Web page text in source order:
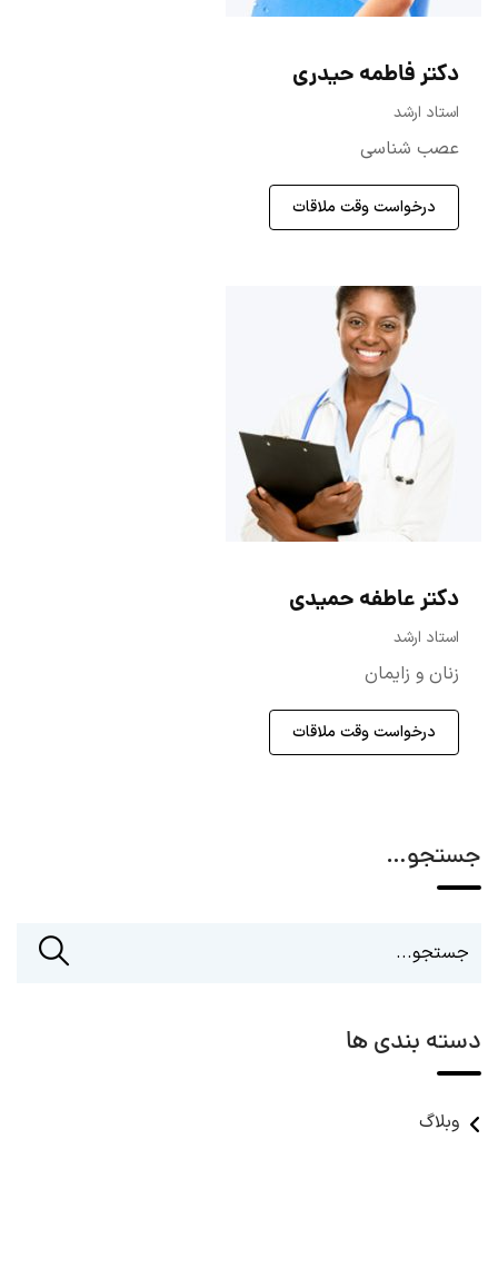
جستجو…
دسته بندی ها
وبلاگ
دکتر عاطفه حمیدی
استاد ارشد
زنان و زایمان
درخواست وقت ملاقات
دکتر فاطمه حیدری
استاد ارشد
عصب شناسی
درخواست وقت ملاقات